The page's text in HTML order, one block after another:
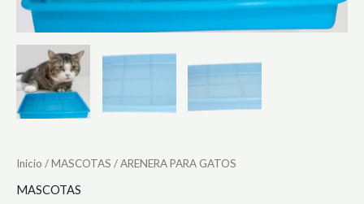
Inicio /MASCOTAS / ARENERA PARA GATOS
MASCOTAS